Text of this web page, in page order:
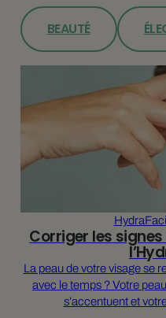
BEAUTÉ
Corriger les
La peau de votre visage se
avec le temps ? Votre
s’accentuent et